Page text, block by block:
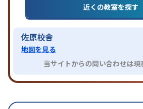
授業の振替可能学習にPC・タ
ライン対応1科目から受講可
近くの教室を探す
佐原校舎
地図を見る
当サイトからの問い合わせは